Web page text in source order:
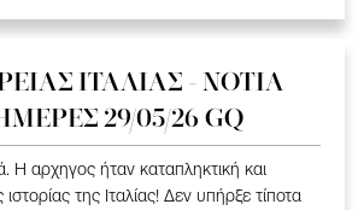
ΙΤΑΛΙΑΣ - ΝΟΤΙΑ
29/05/26 GQ
Η αρχηγος ήταν καταπληκτική και
της Ιταλίας! Δεν υπήρξε τίποτα